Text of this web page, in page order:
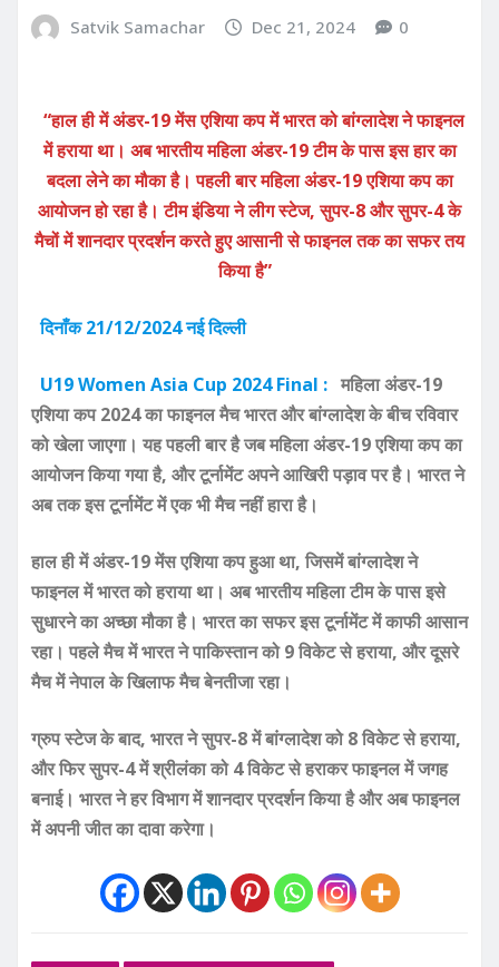
Satvik Samachar Dec 21, 2024 0
“हाल ही में अंडर-19 मेंस एशिया कप में भारत को बांग्लादेश ने फाइनल
में हराया था। अब भारतीय महिला अंडर-19 टीम के पास इस हार का
बदला लेने का मौका है। पहली बार महिला अंडर-19 एशिया कप का
आयोजन हो रहा है। टीम इंडिया ने लीग स्टेज, सुपर-8 और सुपर-4 के
मैचों में शानदार प्रदर्शन करते हुए आसानी से फाइनल तक का सफर तय
किया है”
दिनाँक 21/12/2024 नई दिल्ली
U19 Women Asia Cup 2024 Final : महिला अंडर-19
एशिया कप 2024 का फाइनल मैच भारत और बांग्लादेश के बीच रविवार
को खेला जाएगा। यह पहली बार है जब महिला अंडर-19 एशिया कप का
आयोजन किया गया है, और टूर्नामेंट अपने आखिरी पड़ाव पर है। भारत ने
अब तक इस टूर्नामेंट में एक भी मैच नहीं हारा है।
हाल ही में अंडर-19 मेंस एशिया कप हुआ था, जिसमें बांग्लादेश ने
फाइनल में भारत को हराया था। अब भारतीय महिला टीम के पास इसे
सुधारने का अच्छा मौका है। भारत का सफर इस टूर्नामेंट में काफी आसान
रहा। पहले मैच में भारत ने पाकिस्तान को 9 विकेट से हराया, और दूसरे
मैच में नेपाल के खिलाफ मैच बेनतीजा रहा।
ग्रुप स्टेज के बाद, भारत ने सुपर-8 में बांग्लादेश को 8 विकेट से हराया,
और फिर सुपर-4 में श्रीलंका को 4 विकेट से हराकर फाइनल में जगह
बनाई। भारत ने हर विभाग में शानदार प्रदर्शन किया है और अब फाइनल
में अपनी जीत का दावा करेगा।